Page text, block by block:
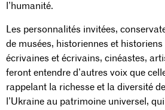
l’humanité.
Les personnalités invitées,
de musées, historiennes et historiens
écrivaines et écrivains, cinéastes,
feront entendre d’autres voix que
rappelant la richesse et la diversité
l’Ukraine au patrimoine universel,